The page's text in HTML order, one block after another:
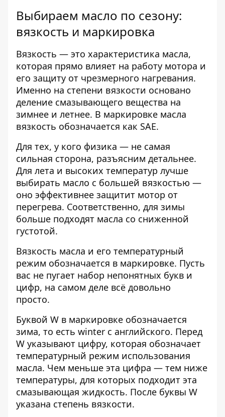
Выбираем масло по сезону:
вязкость и маркировка
Вязкость — это характеристика масла,
которая прямо влияет на работу мотора и
его защиту от чрезмерного нагревания.
Именно на степени вязкости основано
деление смазывающего вещества на
зимнее и летнее. В маркировке масла
вязкость обозначается как SAE.
Для тех, у кого физика — не самая
сильная сторона, разъясним детальнее.
Для лета и высоких температур лучше
выбирать масло с большей вязкостью —
оно эффективнее защитит мотор от
перегрева. Соответственно, для зимы
больше подходят масла со сниженной
густотой.
Вязкость масла и его температурный
режим обозначается в маркировке. Пусть
вас не пугает набор непонятных букв и
цифр, на самом деле всё довольно
просто.
Буквой W в маркировке обозначается
зима, то есть winter с английского. Перед
W указывают цифру, которая обозначает
температурный режим использования
масла. Чем меньше эта цифра — тем ниже
температуры, для которых подходит эта
смазывающая жидкость. После буквы W
указана степень вязкости.